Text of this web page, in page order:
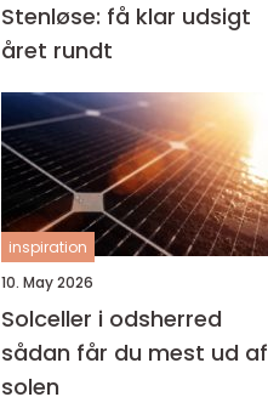
Stenløse: få klar udsigt
året rundt
inspiration
10. May 2026
Solceller i odsherred
sådan får du mest ud af
solen